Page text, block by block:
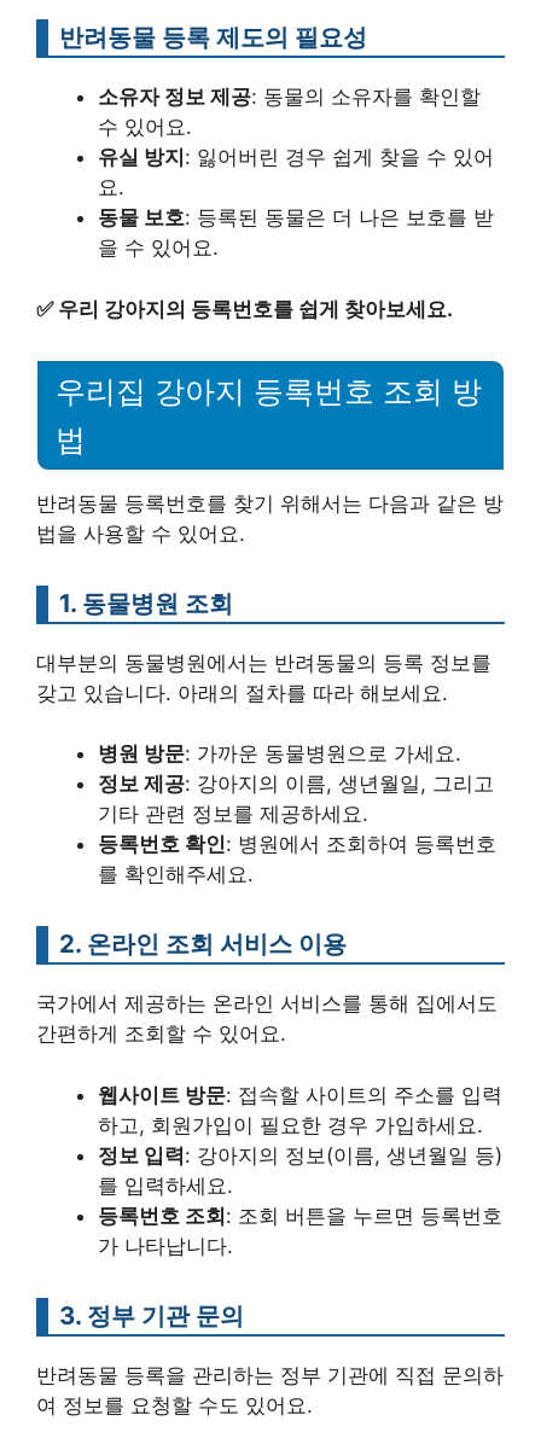
반려동물 등록 제도의 필요성
소유자 정보 제공: 동물의 소유자를 확인할
수 있어요.
유실 방지 : 잃어버린 경우 쉽게 찾을 수 있어
요.
동물 보호: 등록된 동물은 더 나은 보호를 받
을 수 있어요.
✅ 우리 강아지의 등록번호를 쉽게 찾아보세요.
우리집 강아지 등록번호 조회 방
법
반려동물 등록번호를 찾기 위해서는 다음과 같은 방
법을 사용할 수 있어요.
1. 동물병원 조회
대부분의 동물병원에서는 반려동물의 등록 정보를
갖고 있습니다. 아래의 절차를 따라 해보세요.
병원 방문: 가까운 동물병원으로 가세요.
정보 제공: 강아지의 이름, 생년월일, 그리고
기타 관련 정보를 제공하세요.
등록번호 확인: 병원에서 조회하여 등록번호
를 확인해주세요.
2. 온라인 조회 서비스 이용
국가에서 제공하는 온라인 서비스를 통해 집에서도
간편하게 조회할 수 있어요.
웹사이트 방문: 접속할 사이트의 주소를 입력
하고, 회원가입이 필요한 경우 가입하세요.
정보 입력: 강아지의 정보(이름, 생년월일 등)
를 입력하세요.
등록번호 조회: 조회 버튼을 누르면 등록번호
가 나타납니다.
3. 정부 기관 문의
반려동물 등록을 관리하는 정부 기관에 직접 문의하
여 정보를 요청할 수도 있어요.